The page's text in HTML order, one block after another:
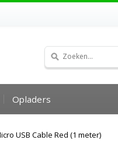
Opladers
USB Cable Red (1 meter)